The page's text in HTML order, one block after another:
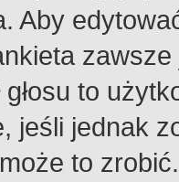
Aby
głosu to
jeśli jednak
to